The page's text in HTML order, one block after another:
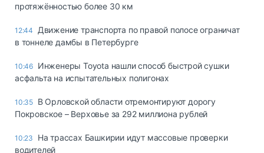
протяжённостью более 30 км
12:44
Движение транспорта по правой полосе ограничат
в тоннеле дамбы в Петербурге
10:46 Инженеры Toyota нашли способ быстрой сушки
асфальта на испытательных полигонах
10:35 В Орловской области отремонтируют дорогу
Покровское – Верховье за 292 миллиона рублей
10:23
На трассах Башкирии идут массовые проверки
водителей